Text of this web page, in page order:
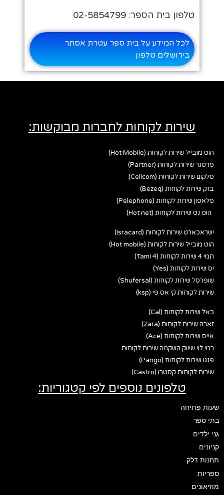
טלפון בית הספר: 02-5854799
לכל המידע על בית ספר עטרת אסתר
בירושלים טלפון
שירות לקוחות לחברות מבוקשות:
הוט מובייל שירות לקוחות (Hot Mobile)
פרטנר שירות לקוחות (Partner)
סלקום שירות לקוחות (Cellcom)
בזק שירות לקוחות (Bezeq)
פלאפון שירות לקוחות (Pelephone)
הוט נט שירות לקוחות (Hot net)
ישראכארט שירות לקוחות (Isracard)
הוט מובייל שירות לקוחות (Hot mobile)
תמי 4 שירות לקוחות (Tami 4)
יס שירות לקוחות (Yes)
שופרסל שירות לקוחות (Shufersal)
שירות לקוחות קי אס פי (ksp)
כאל שירות לקוחות (Cal)
זארה שירות לקוחות (Zara)
אייס שירות לקוחות (Ace)
רמי לוי שיווק השקמה שירות לקוחות
פנגו שירות לקוחות (Pango)
שירות לקוחות קסטרו (Castro)
טלפונים נוספים לפי קטגוריות:
שעות פתיחה
בתי ספר
גני ילדים
קניונים
תחנות דלק
ספריות
מוזיאונים